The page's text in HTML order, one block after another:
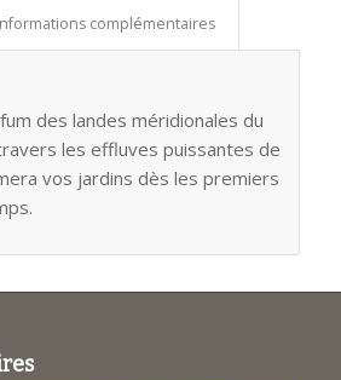
complémentaires
des landes méridionales du
les effluves puissantes de
vos jardins dès les premiers